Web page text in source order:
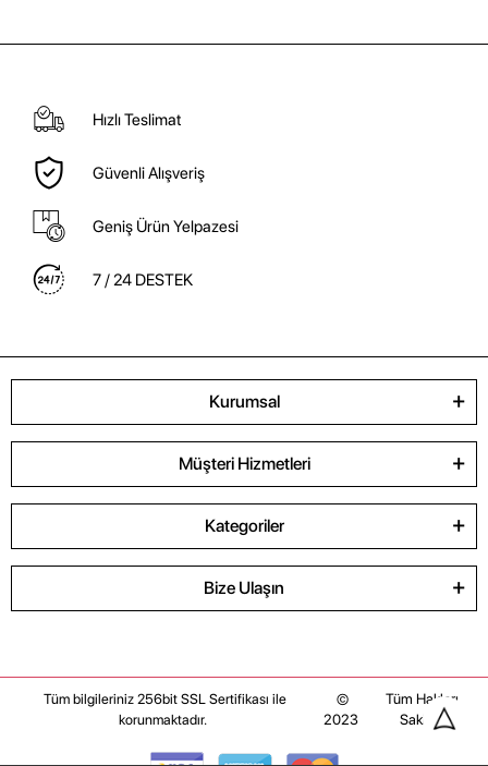
Hızlı Teslimat
Güvenli Alışveriş
Geniş Ürün Yelpazesi
7 / 24 DESTEK
Kurumsal
Müşteri Hizmetleri
Kategoriler
Bize Ulaşın
Tüm bilgileriniz 256bit SSL Sertifikası ile
korunmaktadır.
©
2023
Tüm Hakları
Saklıdır